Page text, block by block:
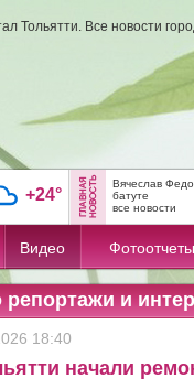
Тольятти. Все новости
+24°
Вячеслав
батуте
все новости
Видео Фотоотчеты
репортажи и
18:40
начали